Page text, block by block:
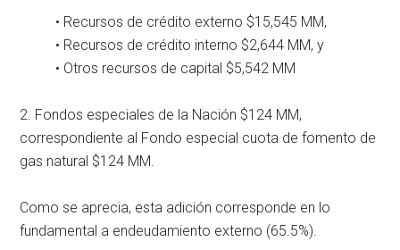
• Recursos de crédito externo $15,545 MM,
• Recursos de crédito interno $2,644 MM, y
• Otros recursos de capital $5,542 MM
2. Fondos especiales de la Nación $124 MM,
correspondiente al Fondo especial cuota de fomento de
gas natural $124 MM.
Como se aprecia, esta adición corresponde en lo
fundamental a endeudamiento externo (65.5%).